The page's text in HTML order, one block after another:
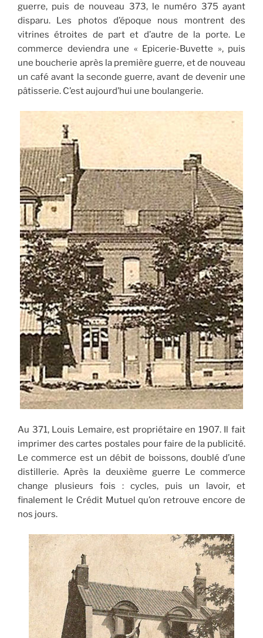
guerre, puis de nouveau 373, le numéro 375 ayant
disparu. Les photos d’époque nous montrent des
vitrines étroites de part et d’autre de la porte. Le
commerce deviendra une « Epicerie-Buvette », puis
une boucherie après la première guerre, et de nouveau
un café avant la seconde guerre, avant de devenir une
pâtisserie. C’est aujourd’hui une boulangerie.
Au 371, Louis Lemaire, est propriétaire en 1907. Il fait
imprimer des cartes postales pour faire de la publicité.
Le commerce est un débit de boissons, doublé d’une
distillerie. Après la deuxième guerre Le commerce
change plusieurs fois : cycles, puis un lavoir, et
finalement le Crédit Mutuel qu’on retrouve encore de
nos jours.